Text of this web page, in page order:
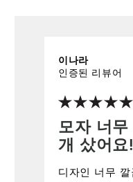
모자 너
개 샀어요!
이나라
인증된 리뷰어
디자인 너무 깔